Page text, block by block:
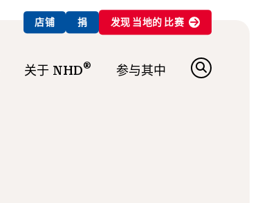
店铺 捐 发现 当地的 比赛
关于 NHD® 参与其中